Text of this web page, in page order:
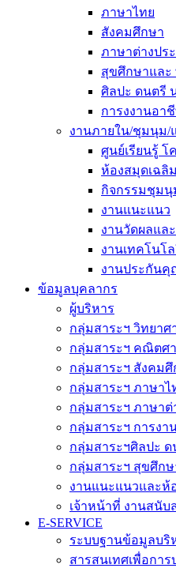
ภาษาไทย
สังคมศึกษา
ภาษาต่างปร
สุขศึกษาและ
ศิลปะ ดนตรี
การงงานอา
งานภายใน/ชุมนุม/
ศูนย์เรียนรู้ โ
ห้องสมุดเฉลิ
กิจกรรมชุมนุ
งานแนะแนว
งานวัดผลแล
งานเทคโนโ
งานประกัน
ข้อมูลบุคลากร
ผู้บริหาร
กลุ่มสาระฯ วิทยาศ
กลุ่มสาระฯ คณิตศ
กลุ่มสาระฯ สังคม
กลุ่มสาระฯ ภาษาไ
กลุ่มสาระฯ ภาษาต่
กลุ่มสาระฯ การงา
กลุ่มสาระฯศิลปะ
กลุ่มสาระฯ สุขศึก
งานแนะแนวและห้
เจ้าหน้าที่ งานสนับ
E-SERVICE
ระบบฐานข้อมูลบริ
สารสนเทศเพื่อกา